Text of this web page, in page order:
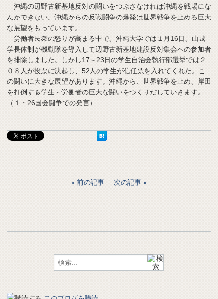
沖縄の辺野古新基地反対の闘いをつぶさなければ沖縄を戦場にな
んかできない。沖縄からの反戦闘争の爆発は世界戦争を止める巨大
な展望をもっています。
労働者民衆の怒りが高まる中で、沖縄大学では１月16日、山城
学長体制が機動隊を導入して辺野古新基地建設反対集会への参加者
を排除しました。しかし17～23日の学生自治会執行部選挙では２
０８人が投票に決起し、52人の学生が信任票を入れてくれた。こ
の闘いに大きな展望があります。沖縄から、世界戦争を止め、岸田
を打倒する学生・労働者の巨大な闘いをつくりだしていきます。
（１・26国会闘争での発言）
前の記事 次の記事